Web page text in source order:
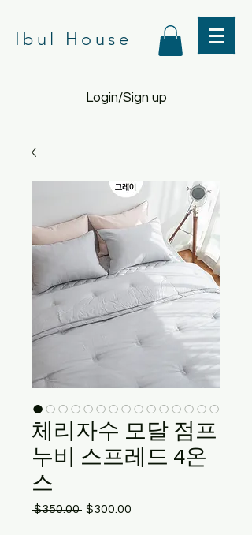
Ibul House
Login/Sign up
체리자수 모달 점프
누비 스프레드 4온
스
$350.00 Regular
$300.00